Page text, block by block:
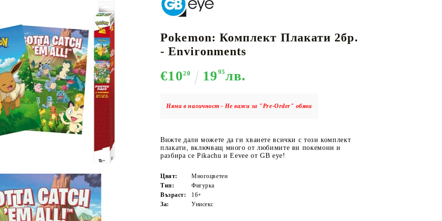
CARD GAME LORCANA
АКСЕСОАРИ ЗА КАРТОВИ
ИГРИ
Кутии за съхранение
Протектори за карти
Подложки/Матове
НАСИПНИ КАРТИ
К-ПОП ДРУГИ
Pokemon: Комплект Плакати 2бр.
- Environments
€1020 19 95лв.
Няма в наличност - Не важи за "Pre-Order" обяви
Вижте дали можете да ги хванете всички с този комплект
плакати, включващ много от любимите ви покемони и
разбира се Pikachu и Eevee от GB eye!
Цвят:
Многоцветен
Тип:
Фигурка
Възраст:
16+
За:
Унисекс